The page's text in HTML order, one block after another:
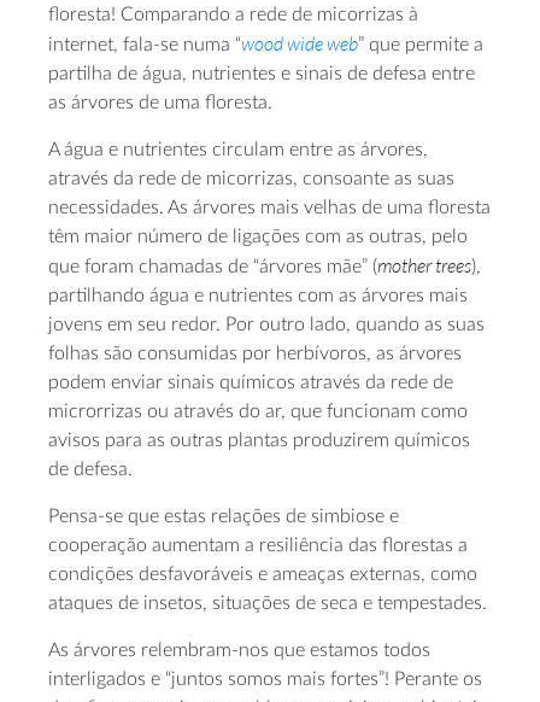
floresta! Comparando a rede de micorrizas à
internet, fala-se numa “wood wide web” que permite a
partilha de água, nutrientes e sinais de defesa entre
as árvores de uma floresta.
A água e nutrientes circulam entre as árvores,
através da rede de micorrizas, consoante as suas
necessidades. As árvores mais velhas de uma floresta
têm maior número de ligações com as outras, pelo
que foram chamadas de “árvores mãe” (mother trees),
partilhando água e nutrientes com as árvores mais
jovens em seu redor. Por outro lado, quando as suas
folhas são consumidas por herbívoros, as árvores
podem enviar sinais químicos através da rede de
microrrizas ou através do ar, que funcionam como
avisos para as outras plantas produzirem químicos
de defesa.
Pensa-se que estas relações de simbiose e
cooperação aumentam a resiliência das florestas a
condições desfavoráveis e ameaças externas, como
ataques de insetos, situações de seca e tempestades.
As árvores relembram-nos que estamos todos
interligados e “juntos somos mais fortes”! Perante os